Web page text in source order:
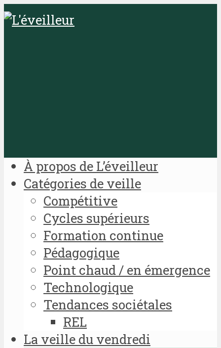
À propos de L’éveilleur
Catégories de veille
Compétitive
Cycles supérieurs
Formation continue
Pédagogique
Point chaud / en émergence
Technologique
Tendances sociétales
REL
La veille du vendredi